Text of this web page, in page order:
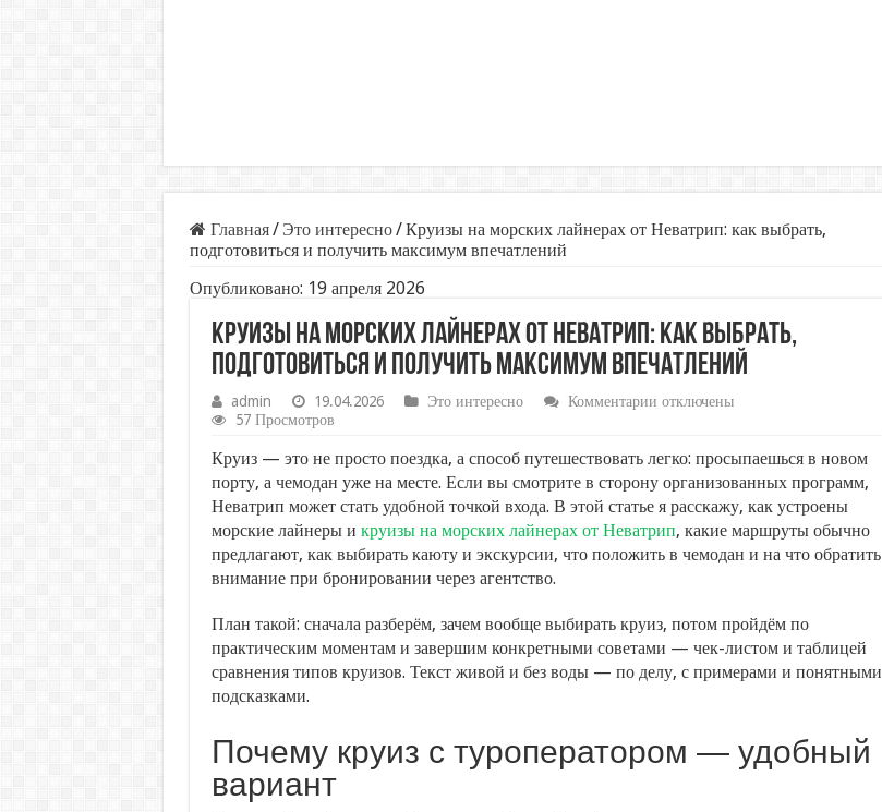
Главная/ Это интересно/Круизы на морских лайнерах от Неватрип: как выбрать,
подготовиться и получить максимум впечатлений
Опубликовано: 19 апреля 2026
Круизы на морских лайнерах от Неватрип: как выбрать,
подготовиться и получить максимум впечатлений
admin 19.04.2026 Это интересно Комментариик
на
лайнерах
от
Неватрип:
как
получить
впечатлений
отключены
57 Просмотров
Круиз — это не просто поездка, а способ путешествовать легко: просыпаешься в новом
порту, а чемодан уже на месте. Если вы смотрите в сторону организованных программ,
Неватрип может стать удобной точкой входа. В этой статье я расскажу, как устроены
морские лайнеры и круизы на морских лайнерах от Неватрип, какие маршруты обычно
предлагают, как выбирать каюту и экскурсии, что положить в чемодан и на что обратить
внимание при бронировании через агентство.
План такой: сначала разберём, зачем вообще выбирать круиз, потом пройдём по
практическим моментам и завершим конкретными советами — чек-листом и таблицей
сравнения типов круизов. Текст живой и без воды — по делу, с примерами и понятными
подсказками.
Почему круиз с туроператором — удобный
вариант